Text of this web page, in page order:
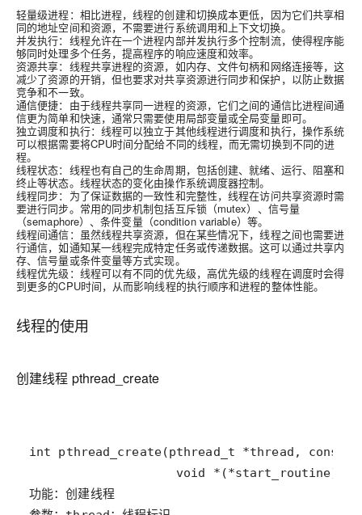
轻量级进程：相比进程，线程的创建和切换成本更低，因为它们共享相
同的地址空间和资源，不需要进行系统调用和上下文切换。
并发执行：线程允许在一个进程内部并发执行多个控制流，使得程序能
够同时处理多个任务，提高程序的响应速度和效率。
资源共享：线程共享进程的资源，如内存、文件句柄和网络连接等，这
减少了资源的开销，但也要求对共享资源进行同步和保护，以防止数据
竞争和不一致。
通信便捷：由于线程共享同一进程的资源，它们之间的通信比进程间通
信更为简单和快速，通常只需要使用局部变量或全局变量即可。
独立调度和执行：线程可以独立于其他线程进行调度和执行，操作系统
可以根据需要将CPU时间分配给不同的线程，而无需切换到不同的进
程。
线程状态：线程也有自己的生命周期，包括创建、就绪、运行、阻塞和
终止等状态。线程状态的变化由操作系统调度器控制。
线程同步：为了保证数据的一致性和完整性，线程在访问共享资源时需
要进行同步。常用的同步机制包括互斥锁（mutex）、信号量
（semaphore）、条件变量（condition variable）等。
线程间通信：虽然线程共享资源，但在某些情况下，线程之间也需要进
行通信，如通知某一线程完成特定任务或传递数据。这可以通过共享内
存、信号量或条件变量等方式实现。
线程优先级 ：线程可以有不同的优先级，高优先级的线程在调度时会得
到更多的CPU时间，从而影响线程的执行顺序和进程的整体性能。
线程的使用
创建线程 pthread_create